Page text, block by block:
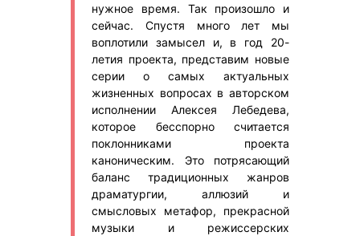
нужное время. Так произошло и
сейчас. Спустя много лет мы
воплотили замысел и, в год 20-
летия проекта, представим новые
серии о самых актуальных
жизненных вопросах в авторском
исполнении Алексея Лебедева,
которое бесспорно считается
поклонниками проекта
каноническим. Это потрясающий
баланс традиционных жанров
драматургии, аллюзий и
смысловых метафор, прекрасной
музыки и режиссерских